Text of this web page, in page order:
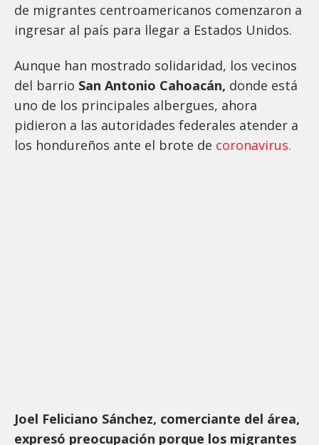
de migrantes centroamericanos comenzaron a
ingresar al país para llegar a Estados Unidos.
Aunque han mostrado solidaridad, los vecinos
del barrio San Antonio Cahoacán, donde está
uno de los principales albergues, ahora
pidieron a las autoridades federales atender a
los hondureños ante el brote de coronavirus.
Joel Feliciano Sánchez, comerciante del área,
expresó preocupación porque los migrantes